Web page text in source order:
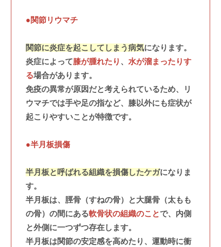
●関節リウマチ
関節に炎症を起こしてしまう病気になります。
炎症によって膝が腫れたり 、 水が溜まったりす
る場合があります。
免疫の異常が原因だと考えられているため、リ
ウマチでは手や足の指など、膝以外にも症状が
起こりやすいことが特徴です。
●半月板損傷
半月板と呼ばれる組織を損傷したケガになりま
す。
半月板は、脛骨（すねの骨）と大腿骨（太もも
の骨）の間にある軟骨状の組織のことで、内側
と外側に一つずつ存在します。
半月板は関節の安定感を高めたり、運動時に衝